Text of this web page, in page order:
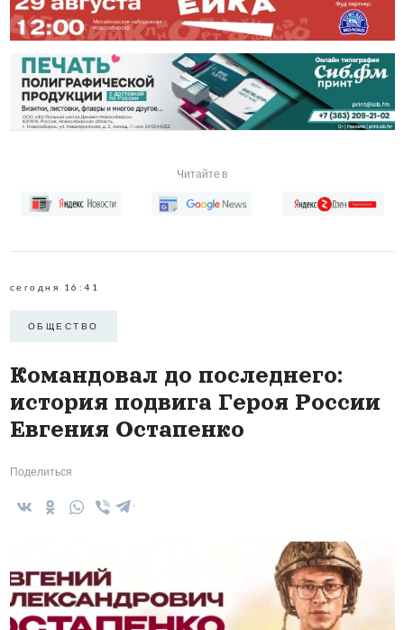
Читайте в
сегодня 16:41
ОБЩЕСТВО
Командовал до последнего:
история подвига Героя России
Евгения Остапенко
Поделиться